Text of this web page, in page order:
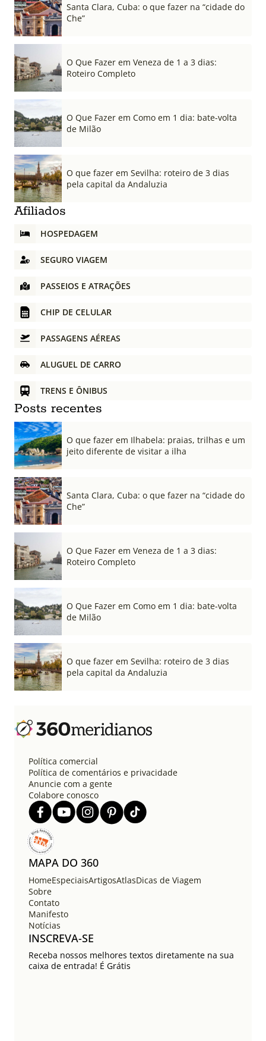
Santa Clara, Cuba: o que fazer na “cidade do
Che”
O Que Fazer em Veneza de 1 a 3 dias:
Roteiro Completo
O Que Fazer em Como em 1 dia: bate-volta
de Milão
O que fazer em Sevilha: roteiro de 3 dias
pela capital da Andaluzia
Afiliados
HOSPEDAGEM
SEGURO VIAGEM
PASSEIOS E ATRAÇÕES
CHIP DE CELULAR
PASSAGENS AÉREAS
ALUGUEL DE CARRO
TRENS E ÔNIBUS
Posts recentes
O que fazer em Ilhabela: praias, trilhas e um
jeito diferente de visitar a ilha
Santa Clara, Cuba: o que fazer na “cidade do
Che”
O Que Fazer em Veneza de 1 a 3 dias:
Roteiro Completo
O Que Fazer em Como em 1 dia: bate-volta
de Milão
O que fazer em Sevilha: roteiro de 3 dias
pela capital da Andaluzia
Política comercial
Política de comentários e privacidade
Anuncie com a gente
Colabore conosco
MAPA DO 360
HomeEspeciaisArtigosAtlasDicas de Viagem
Sobre
Contato
Manifesto
Notícias
INSCREVA-SE
Receba nossos melhores textos diretamente na sua
caixa de entrada! É Grátis